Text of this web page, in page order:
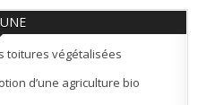
toitures végétalisées
d’une agriculture bio